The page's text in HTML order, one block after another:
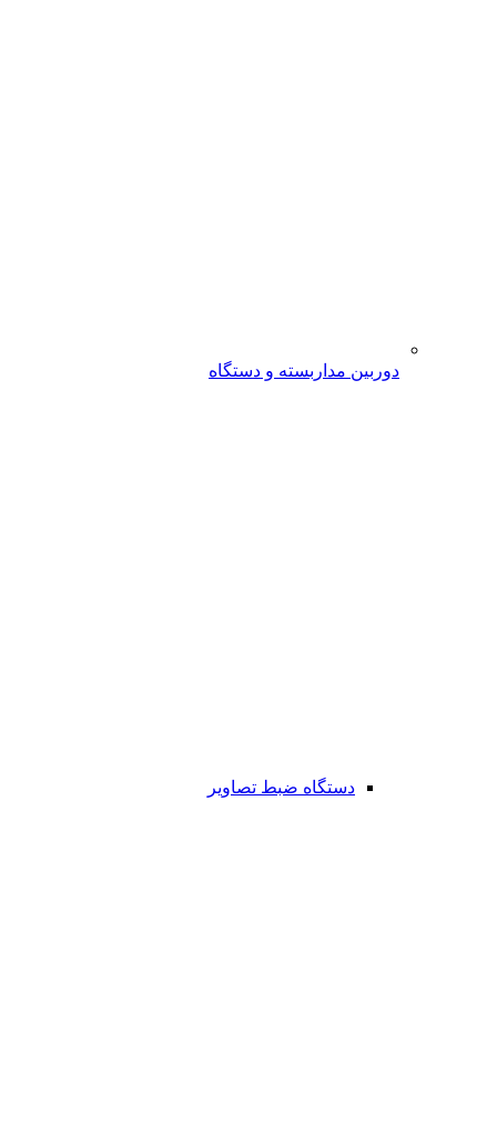
دوربین مداربسته و دستگاه
دستگاه ضبط تصاویر